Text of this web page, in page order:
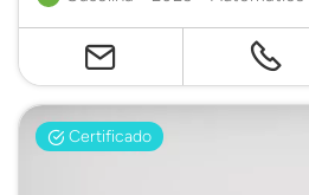
Certificado